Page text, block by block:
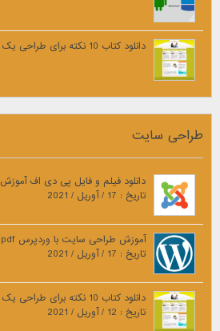
دانلود کتاب 10 نکته برای طراحی یک سایت [...]
طراحی سایت
دانلود فیلم و فایل پی دی اف آموزش
تاریخ : 17 / آوریل / 2021
آموزش طراحی سایت با وردپرس pdf
تاریخ : 17 / آوریل / 2021
دانلود کتاب 10 نکته برای طراحی یک سایت [...]
تاریخ : 12 / آوریل / 2021